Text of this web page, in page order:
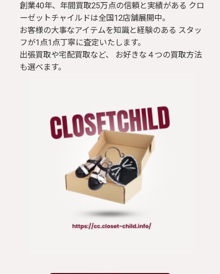
創業40年、年間買取25万点の信頼と実績がある クロ
ーゼットチャイルドは全国12店舗展開中。
お客様の大事なアイテムを知識と経験のある スタッ
フが1点1点丁寧に査定いたします。
出張買取や宅配買取など、 お好きな４つの買取方法
も選べます。